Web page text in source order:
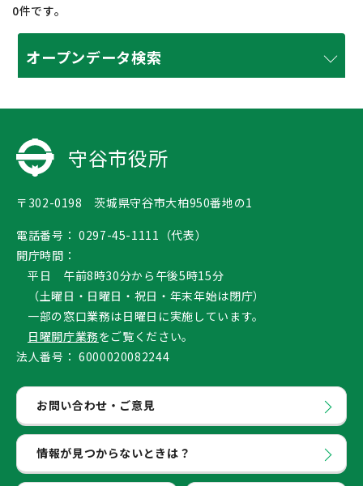
0件です。
オープンデータ検索
守谷市役所
〒302-0198 茨城県守谷市大柏950番地の1
電話番号： 0297-45-1111（代表）
開庁時間：
平日 午前8時30分から午後5時15分
（土曜日・日曜日・祝日・年末年始は閉庁）
一部の窓口業務は日曜日に実施しています。
日曜開庁業務をご覧ください。
法人番号： 6000020082244
お問い合わせ・ご意見
情報が見つからないときは？